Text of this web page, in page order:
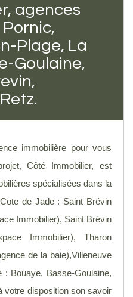
agences
Plage, La
Goulaine,
immobilière pour vous
Côté Immobilier, est
spécialisées dans la
de Jade : Saint Brévin
Immobilier), Saint Brévin
Immobilier), Tharon
de la baie),Villeneuve
: Bouaye, Basse-Goulaine,
votre disposition son savoir